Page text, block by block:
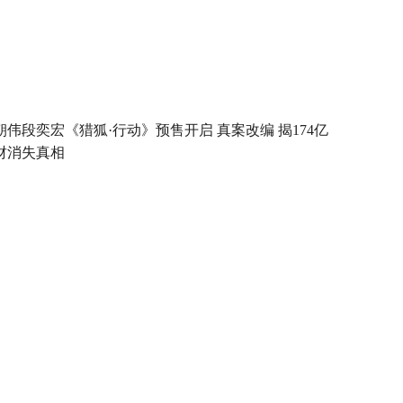
伟段奕宏《猎狐·行动》预售开启 真案改编 揭174亿
消失真相